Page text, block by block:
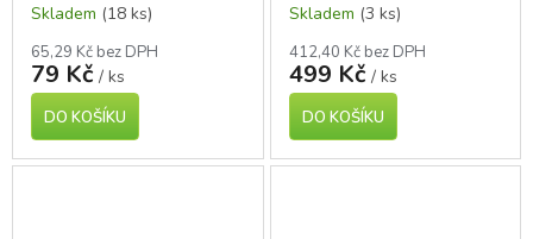
Skladem (18 ks)
65,29 Kč bez DPH
79 Kč / ks
DO KOŠÍKU
Skladem (3 ks)
412,40 Kč bez DPH
499 Kč / ks
DO KOŠÍKU